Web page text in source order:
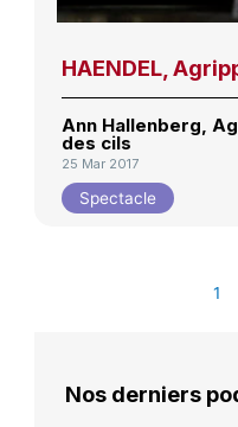
HAENDEL,
Ann Hallenberg,
des cils
25 Mar 2017
Spectacle
1
Nos derniers